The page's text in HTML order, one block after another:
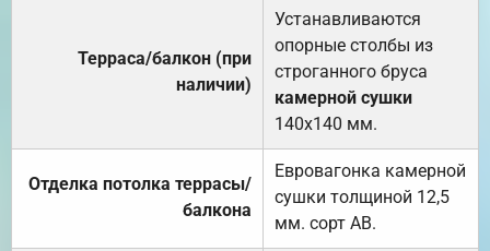
Терраса/балкон (при
наличии)
Устанавливаются
опорные столбы из
строганного бруса
камерной сушки
140х140 мм.
Отделка потолка террасы/
балкона
Евровагонка камерной
сушки толщиной 12,5
мм. сорт АВ.